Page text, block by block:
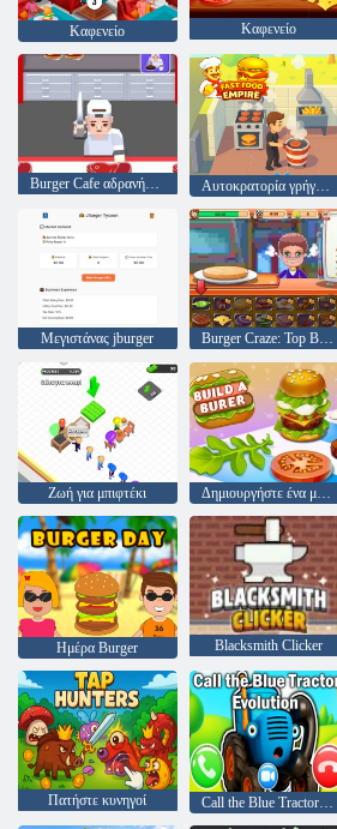
Καφενείο Καφενείο
Burger Cafe αδρανής μεγιστάνας Αυτοκρατορία γρήγορου φαγητού
Μεγιστάνας jburger Burger Craze: Top Burger Shop
Ζωή για μπιφτέκι Δημιουργήστε ένα μπιφτέκι
Ημέρα Burger Blacksmith Clicker
Πατήστε κυνηγοί Call the Blue Tractor: Evolution